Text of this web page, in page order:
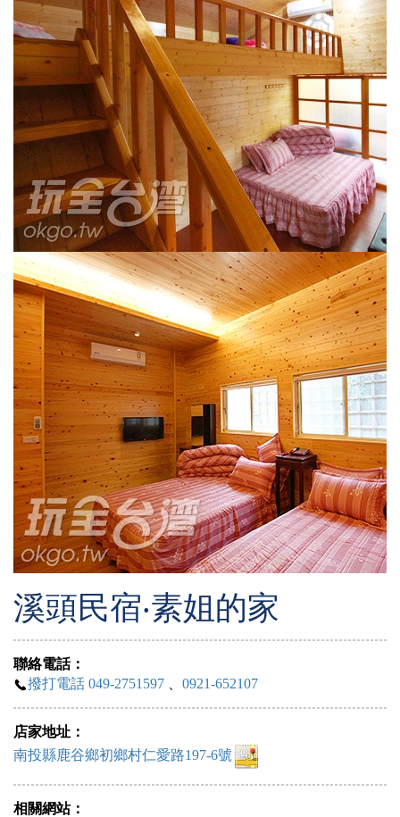
溪頭民宿‧素姐的家
聯絡電話：
撥打電話 049-2751597
0921-652107
店家地址：
南投縣鹿谷鄉初鄉村仁愛路197-6號
相關網站：